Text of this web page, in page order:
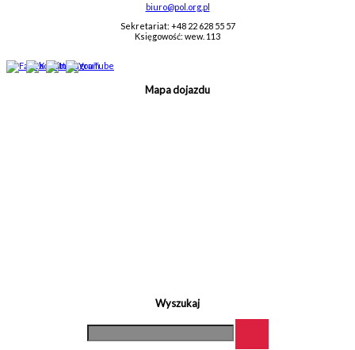
biuro@pol.org.pl
Sekretariat: +48 22 628 55 57
Księgowość: wew. 113
Mapa dojazdu
Wyszukaj